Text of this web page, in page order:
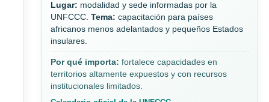
Lugar: modalidad y sede informadas por la
UNFCCC. Tema: capacitación para países
africanos menos adelantados y pequeños Estados
insulares.
Por qué importa: fortalece capacidades en
territorios altamente expuestos y con recursos
institucionales limitados.